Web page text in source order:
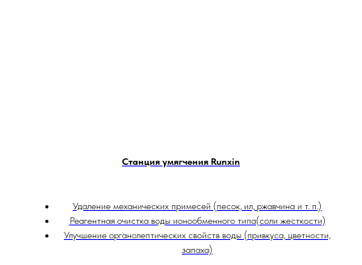
Станция умягчения Runxin
Удаление механических примесей (песок, ил, ржавчина и т. п.)
Реагентная очистка воды ионообменного типа(соли жесткости)
Улучшение органолептических свойств воды (привкуса, цветности,
запаха)